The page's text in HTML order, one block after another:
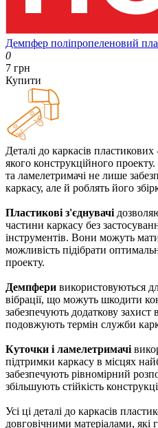
Демпфер поліпропеленовий
0
7 грн
Купити
Деталі до каркасів
якого конструкційного
та ламелетримачі не лише
каркасу, але й роблять його
Пластикові з'єднувачі
частини каркасу без
інструментів. Вони можуть
можливість підібрати
проекту.
Демпфери використовуються
вібрації, що можуть шкодити
забезпечують додаткову
подовжують термін служби
Куточки і ламелетримачі
підтримки каркасу в місцях
забезпечують рівномірний
збільшують стійкість
Усі ці деталі до каркасів
довговічними матеріалами, які